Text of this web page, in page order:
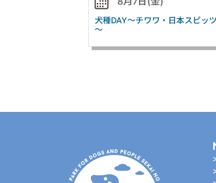
犬種DAY～チワワ・日本スピッツ
～